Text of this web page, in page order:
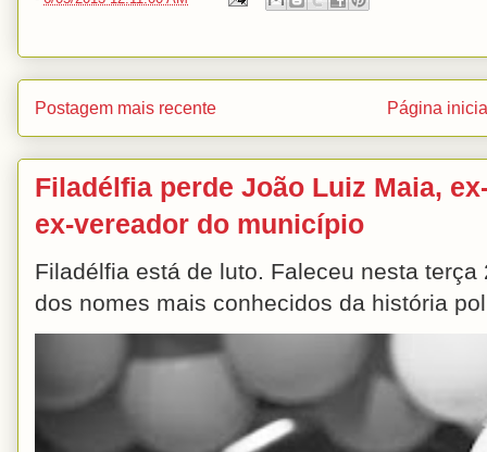
Postagem mais recente Página
Filadélfia perde João Luiz Maia,
ex-vereador do município
Filadélfia está de luto. Faleceu nesta
dos nomes mais conhecidos da história